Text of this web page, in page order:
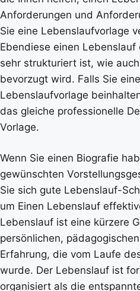
Anforderungen und
Sie eine Lebenslaufvorlage
Ebendiese einen
sehr strukturiert ist, wie
bevorzugt wird. Falls Sie
Lebenslaufvorlage
das gleiche professionelle
Vorlage.
Wenn Sie einen Biografie
gewünschten
Sie sich gute Lebenslauf-
um Einen Lebenslauf
Lebenslauf ist eine kürzere
persönlichen,
Erfahrung, die vom Laufe
wurde. Der Lebenslauf ist
organisiert als die